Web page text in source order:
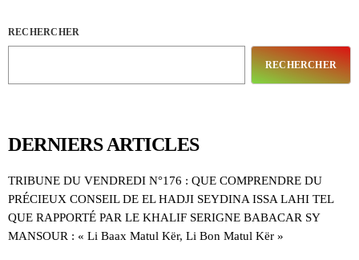
RECHERCHER
RECHERCHER
DERNIERS ARTICLES
TRIBUNE DU VENDREDI N°176 : QUE COMPRENDRE DU
PRÉCIEUX CONSEIL DE EL HADJI SEYDINA ISSA LAHI TEL
QUE RAPPORTÉ PAR LE KHALIF SERIGNE BABACAR SY
MANSOUR : « Li Baax Matul Kër, Li Bon Matul Kër »